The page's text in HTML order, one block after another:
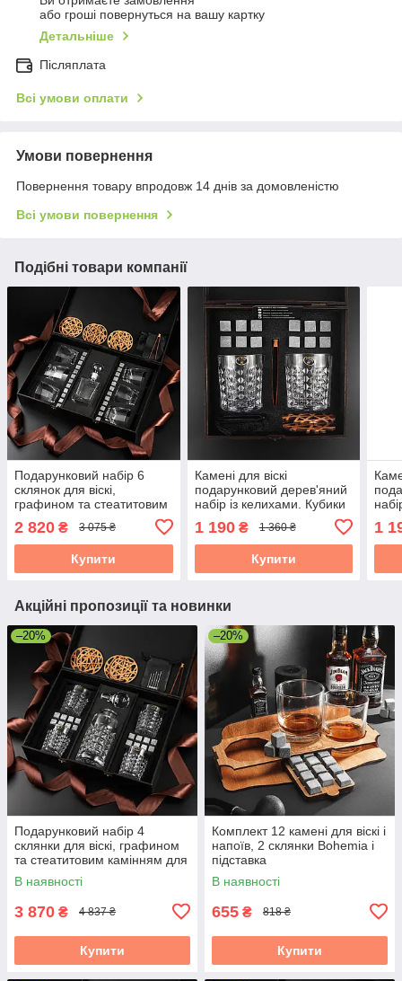
або гроші повернуться на вашу картку
Детальніше
Післяплата
Всі умови оплати
Умови повернення
Повернення товару впродовж 14 днів за домовленістю
Всі умови повернення
Подібні товари компанії
Подарунковий набір 6
склянок для віскі,
графином та стеатитовим
охолодження віскі.
2 820 ₴ 3 075 ₴
Купити
Камені для віскі
подарунковий дерев'яний
набір із келихами. Кубики
для охолодження віскі 2
склянки Bohemia
DIAMOND 280 мл
1 190₴ 1 360 ₴
Купити
340
1
Акційні пропозиції та новинки
–20%
Подарунковий набір 4
склянки для віскі, графином
та стеатитовим камінням для
охолодження віскі. 4 шт.
склянок Bohemia Diamond
В наявності
3 870 ₴ 4 837 ₴
Купити
–20%
Комплект 12 камені для віскі і
напоїв, 2 склянки Bohemia і
підставка
В наявності
655 ₴ 818 ₴
Купити